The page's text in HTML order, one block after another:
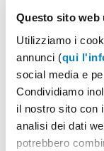
Questo sito web
Utilizziamo i
annunci (qui
social media e
Condividiamo
il nostro sito con
analisi dei dati
potrebbero
Dimensioni:cm
Potrai indicare